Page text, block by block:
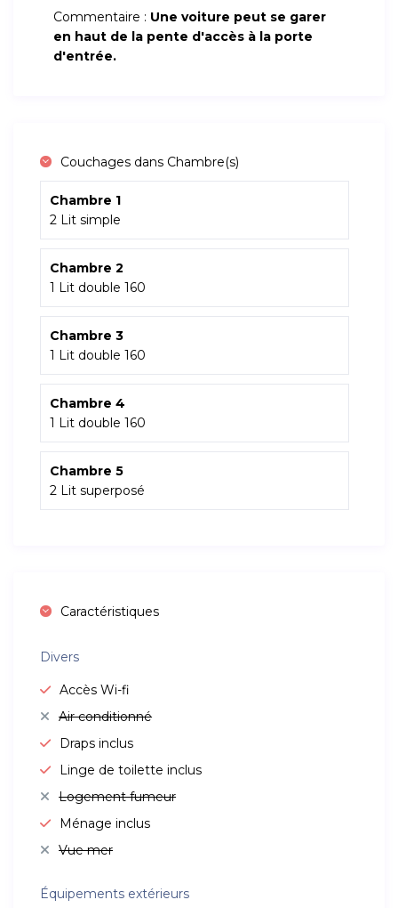
Commentaire : Une voiture peut se garer
en haut de la pente d'accès à la porte
d'entrée.
Couchages dans Chambre(s)
Chambre 1
2 Lit simple
Chambre 2
1 Lit double 160
Chambre 3
1 Lit double 160
Chambre 4
1 Lit double 160
Chambre 5
2 Lit superposé
Caractéristiques
Divers
Accès Wi-fi
Air conditionné
Draps inclus
Linge de toilette inclus
Logement fumeur
Ménage inclus
Vue mer
Équipements extérieurs